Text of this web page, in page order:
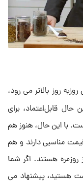
روز بالاتر می رود،
قابل‌اعتماد، برای
با این حال، هنوز هم
مناسبی دارند و هم
روزمره هستند. اگر شما
هستید، پیشنهاد می